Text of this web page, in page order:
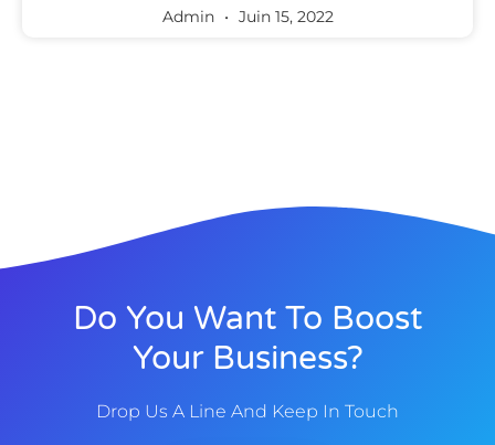
Admin Juin 15, 2022
Do You Want To Boost
Your Business?
Drop Us A Line And Keep In Touch